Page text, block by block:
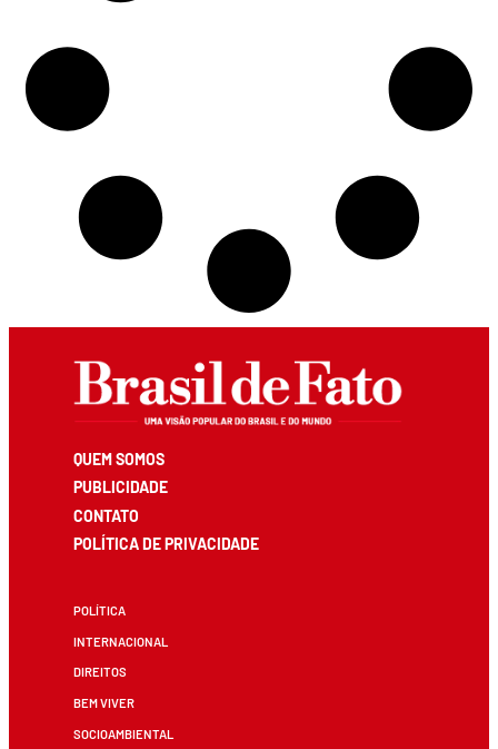
QUEM SOMOS
PUBLICIDADE
CONTATO
POLÍTICA DE PRIVACIDADE
POLÍTICA
INTERNACIONAL
DIREITOS
BEM VIVER
SOCIOAMBIENTAL